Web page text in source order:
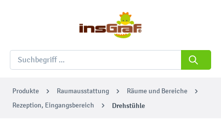
Produkte Raumausstattung
Räume und Bereiche
Rezeption, Eingangsbereich
Drehstühle